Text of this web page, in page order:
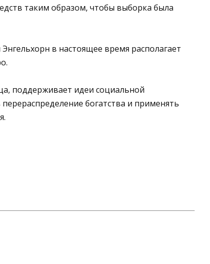
таким образом, чтобы выборка была
в настоящее время располагает
поддерживает идеи социальной
богатства и применять